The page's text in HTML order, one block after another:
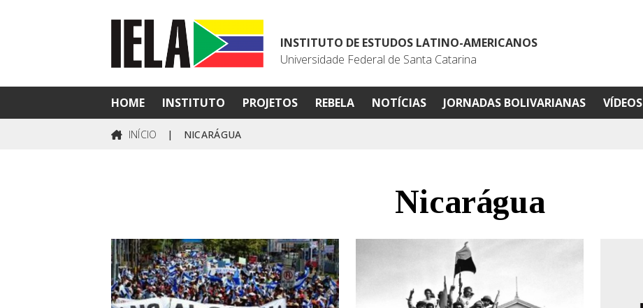
INSTITUTO DE ESTUDOS LATINO-AMERICANOS
Universidade Federal de Santa Catarina
HOME INSTITUTO PROJETOS REBELA NOTÍCIAS JORNADAS BOLIVARIANAS VÍDEOS
INÍCIO | NICARÁGUA
Nicarágua